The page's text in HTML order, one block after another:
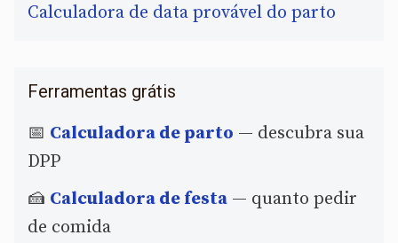
Calculadora de data provável do parto
Ferramentas grátis
📅 Calculadora de parto — descubra sua
DPP
🍰 Calculadora de festa — quanto pedir
de comida